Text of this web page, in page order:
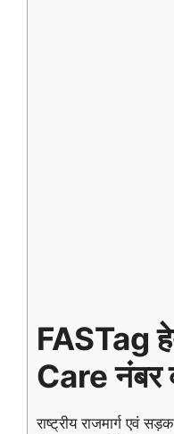
FASTag
Care नंबर
राष्ट्रीय राजमार्ग एवं